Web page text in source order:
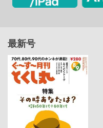
最新号